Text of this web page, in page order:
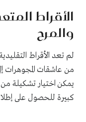
الأقراط
والمرح
لم تعد الأقراط
من عاشقات المجوهرات
يمكن اختيار تشكيلة من
كبيرة للحصول على